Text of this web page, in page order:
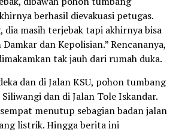
berhasil dievakuasi petugas.
dia masih terjebak tapi akhirnya bisa
dan Kepolisian.” Rencananya,
tak jauh dari rumah duka.
dan di Jalan KSU, pohon tumbang
dan di Jalan Tole Iskandar.
menutup sebagian badan jalan
listrik. Hingga berita ini